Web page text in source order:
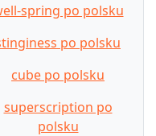
spring po polsku
po polsku
cube po polsku
superscription po
polsku